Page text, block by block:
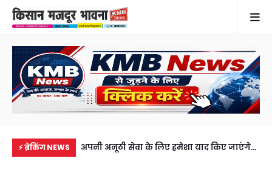
⚡ ब्रेकिंग NEWS
अपनी अनूठी सेवा के लिए हमेशा याद किए जाएंगे
दिनदहाड़े युवक पर जानलेवा हमला, सीओ के